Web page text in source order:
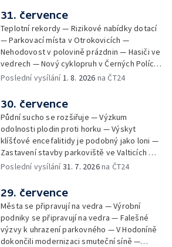
Zašové — Letní opravy divadel — Český hlas
ve vesmíru
31. července
Teplotní rekordy — Rizikové nabídky dotací
— Parkovací místa v Otrokovicích —
Nehodovost v polovině prázdnin — Hasiči ve
vedrech — Nový cyklopruh v Černých Polích
— Květinová výstava ve Věžkách
Poslední vysílání1. 8. 2026 na ČT24
30. července
Půdní sucho se rozšiřuje — Výzkum
odolnosti plodin proti horku — Výskyt
klíšťové encefalitidy je podobný jako loni —
Zastavení stavby parkoviště ve Valticích —
Spor o lokalitu lesa v Rožnově pod
organismus — Kybernetický incident na
Masarykově univerzitě — Slavnostní
vyřazení absolventů Univerzity obran —
Letní kurzy umění pro mladé — Mobilní
kurníky pomáhají na poli
Poslední vysílání31. 7. 2026na ČT24
29. července
Města se připravují na vedra — Výrobní
podniky se připravují na vedra — Falešné
výzvy k uhrazení parkovného — V Hodoníně
dokončili modernizaci smuteční síně —